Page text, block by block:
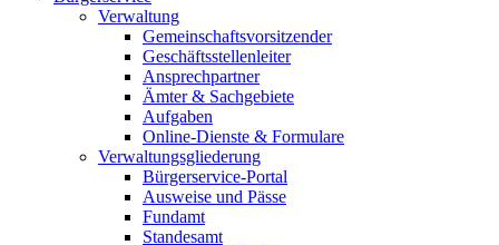
Verwaltung
Gemeinschaftsvorsitzender
Geschäftsstellenleiter
Ansprechpartner
Ämter & Sachgebiete
Aufgaben
Online-Dienste & Formulare
Verwaltungsgliederung
Bürgerservice-Portal
Ausweise und Pässe
Fundamt
Standesamt